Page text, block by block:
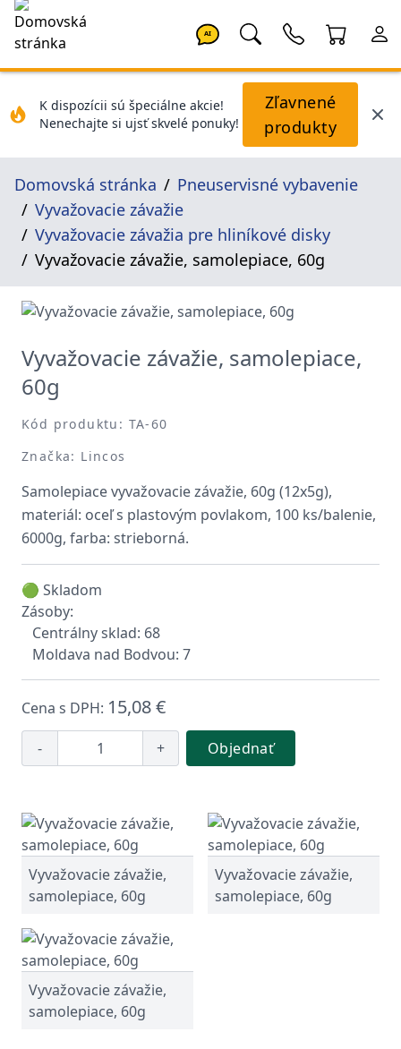
AI
K dispozícii sú špeciálne akcie!
Nenechajte si ujsť skvelé ponuky!
Zľavnené
produkty
Domovská stránka
Pneuservisné vybavenie
Vyvažovacie závažie
Vyvažovacie závažia pre hliníkové disky
Vyvažovacie závažie, samolepiace, 60g
Vyvažovacie závažie, samolepiace,
60g
Kód produktu: TA-60
Značka: Lincos
Samolepiace vyvažovacie závažie, 60g (12x5g),
materiál: oceľ s plastovým povlakom, 100 ks/balenie,
6000g, farba: strieborná.
🟢 Skladom
Zásoby:
Centrálny sklad: 68
Moldava nad Bodvou: 7
Cena s DPH: 15,08 €
- + Objednať
Vyvažovacie závažie,
samolepiace, 60g
Vyvažovacie závažie,
samolepiace, 60g
Vyvažovacie závažie,
samolepiace, 60g